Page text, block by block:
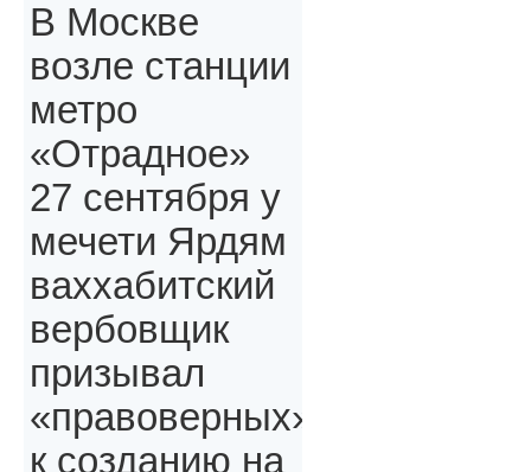
В Москве
возле станции
метро
«Отрадное»
27 сентября у
мечети Ярдям
ваххабитский
вербовщик
призывал
«правоверных»,
к созданию на